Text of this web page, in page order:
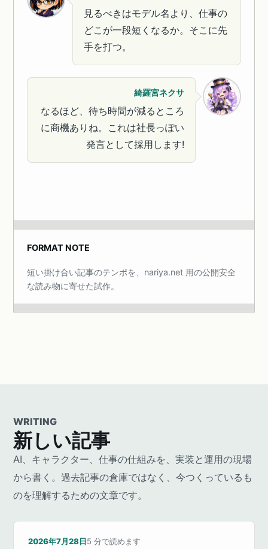
見るべきはモデル名より、仕事の
どこが一段短くなるか。そこに先
手を打つ。
綺羅宮ネクサ
なるほど、待ち時間が減るところ
に商機ありね。これは社長っぽい
発言として採用します!
FORMAT NOTE
短い掛け合い記事のテンポを、nariya.net 用の公開安全
な読み物に寄せた試作。
WRITING
新しい記事
AI、キャラクター、仕事の仕組みを、実装と運用の現場
から書く。過去記事の倉庫ではなく、今つくっているも
のを理解するための文章です。
2026年7月28日5 分で読めます